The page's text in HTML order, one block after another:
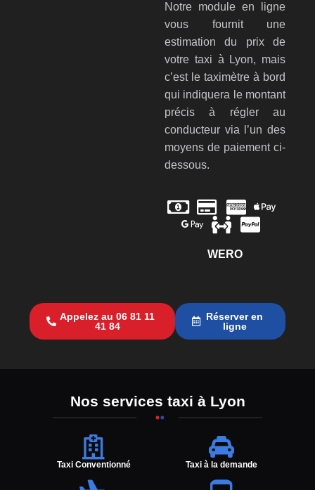
Notre module en ligne
vous fournit une
estimation du prix de
votre taxi à Lyon, mais
c’est le taximètre à bord
qui indiquera le montant
précis à régler au
conducteur via l’un des
moyens de paiement ci-
dessous.
WERO
Appelez au 06 81 11
41 84
Réserver en
ligne
Nos services taxi à Lyon
Taxi Conventionné Taxi à la demande